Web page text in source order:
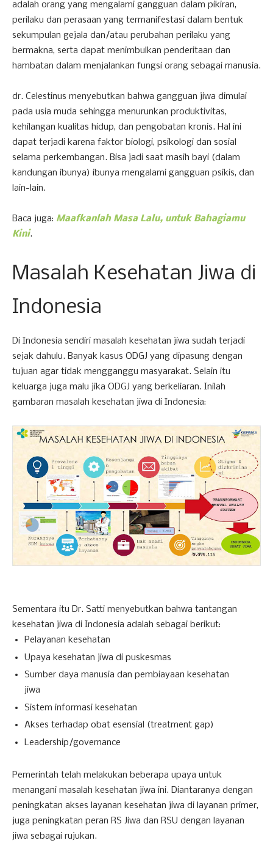
adalah orang yang mengalami gangguan dalam pikiran,
perilaku dan perasaan yang termanifestasi dalam bentuk
sekumpulan gejala dan/atau perubahan perilaku yang
bermakna, serta dapat menimbulkan penderitaan dan
hambatan dalam menjalankan fungsi orang sebagai manusia.
dr. Celestinus menyebutkan bahwa gangguan jiwa dimulai
pada usia muda sehingga menurunkan produktivitas,
kehilangan kualitas hidup, dan pengobatan kronis. Hal ini
dapat terjadi karena faktor biologi, psikologi dan sosial
selama perkembangan. Bisa jadi saat masih bayi (dalam
kandungan ibunya) ibunya mengalami gangguan psikis, dan
lain-lain.
Baca juga: Maafkanlah Masa Lalu, untuk Bahagiamu
Kini.
Masalah Kesehatan Jiwa di
Indonesia
Di Indonesia sendiri masalah kesehatan jiwa sudah terjadi
sejak dahulu. Banyak kasus ODGJ yang dipasung dengan
tujuan agar tidak mengganggu masyarakat. Selain itu
keluarga juga malu jika ODGJ yang berkeliaran. Inilah
gambaran masalah kesehatan jiwa di Indonesia:
Sementara itu Dr. Satti menyebutkan bahwa tantangan
kesehatan jiwa di Indonesia adalah sebagai berikut:
Pelayanan kesehatan
Upaya kesehatan jiwa di puskesmas
Sumber daya manusia dan pembiayaan kesehatan
jiwa
Sistem informasi kesehatan
Akses terhadap obat esensial (treatment gap)
Leadership/governance
Pemerintah telah melakukan beberapa upaya untuk
menangani masalah kesehatan jiwa ini. Diantaranya dengan
peningkatan akses layanan kesehatan jiwa di layanan primer,
juga peningkatan peran RS Jiwa dan RSU dengan layanan
jiwa sebagai rujukan.